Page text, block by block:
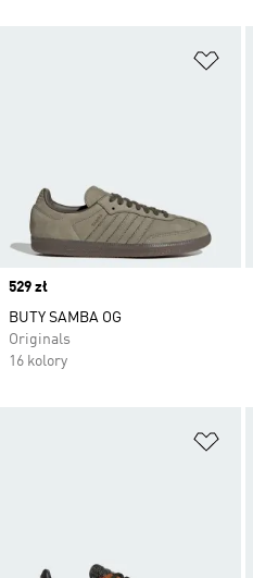
Price
529 zł
BUTY SAMBA OG
Originals
16 kolory